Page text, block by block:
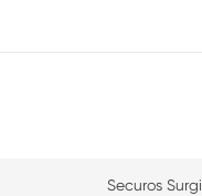
Securos